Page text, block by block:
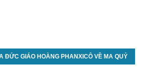
ĐỨC GIÁO HOÀNG PHANXICÔ VỀ MA QUỶ